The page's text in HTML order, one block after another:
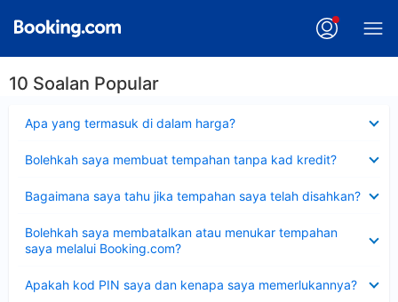
10 Soalan Popular
Apa yang termasuk di dalam harga?
Bolehkah saya membuat tempahan tanpa kad kredit?
Bagaimana saya tahu jika tempahan saya telah disahkan?
Bolehkah saya membatalkan atau menukar tempahan
saya melalui Booking.com?
Apakah kod PIN saya dan kenapa saya memerlukannya?